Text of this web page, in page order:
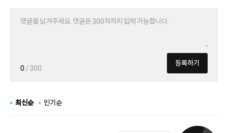
0 / 300
등록하기
최신순 인기순